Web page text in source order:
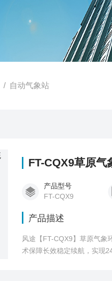
/ 自动气象站
FT-CQX9草原气
产品型号
FT-CQX9
产品描述
风途【FT-CQX9】草原气象
术保障长效稳定续航，实现